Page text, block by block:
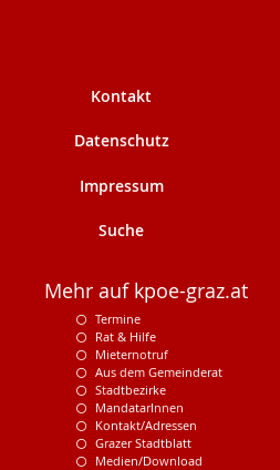
Kontakt
Datenschutz
Impressum
Suche
Mehr auf kpoe-graz.at
Termine
Rat & Hilfe
Mieternotruf
Aus dem Gemeinderat
Stadtbezirke
MandatarInnen
Kontakt/Adressen
Grazer Stadtblatt
Medien/Download